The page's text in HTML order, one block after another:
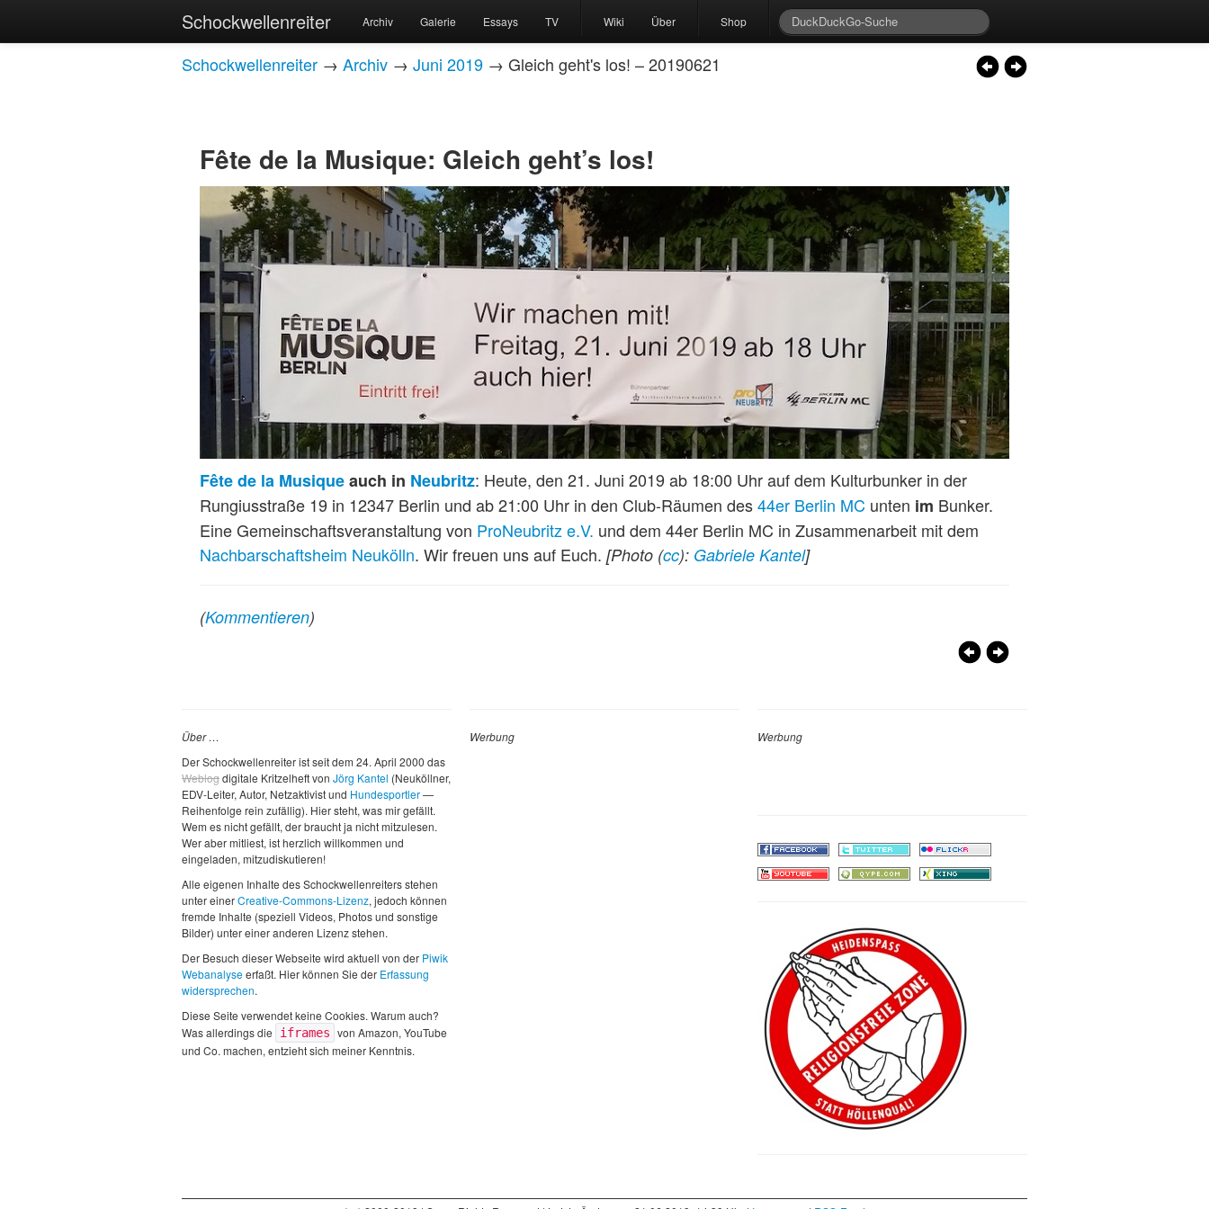
Schockwellenreiter Archiv Galerie Essays TV Wiki Über Shop
Schockwellenreiter → Archiv → Juni 2019 → Gleich geht's los! – 20190621
Fête de la Musique: Gleich geht’s los!
Fête de la Musiqueauch in Neubritz: Heute, den 21. Juni 2019 ab 18:00 Uhr auf dem Kulturbunker in der
Rungiusstraße 19 in 12347 Berlin und ab 21:00 Uhr in den Club-Räumen des44er Berlin MC unten im Bunker.
Eine Gemeinschaftsveranstaltung von ProNeubritz e.V. und dem 44er Berlin MC in Zusammenarbeit mit dem
Nachbarschaftsheim Neukölln. Wir freuen uns auf Euch. [Photo (cc): Gabriele Kantel]
(Kommentieren)
Über …
Der Schockwellenreiter ist seit dem 24. April 2000 das
Weblogdigitale Kritzelheft von Jörg Kantel (Neuköllner,
EDV-Leiter, Autor, Netzaktivist und Hundesportler—
Reihenfolge rein zufällig). Hier steht, was mir gefällt.
Wem es nicht gefällt, der braucht ja nicht mitzulesen.
Wer aber mitliest, ist herzlich willkommen und
eingeladen, mitzudiskutieren!
Alle eigenen Inhalte des Schockwellenreiters stehen
unter einerCreative-Commons-Lizenz, jedoch können
fremde Inhalte (speziell Videos, Photos und sonstige
Bilder) unter einer anderen Lizenz stehen.
Der Besuch dieser Webseite wird aktuell von der Piwik
Webanalyseerfaßt. Hier können Sie der Erfassung
widersprechen.
Diese Seite verwendet keine Cookies. Warum auch?
Was allerdings die
iframes von Amazon, YouTube
und Co. machen, entzieht sich meiner Kenntnis.
Werbung Werbung